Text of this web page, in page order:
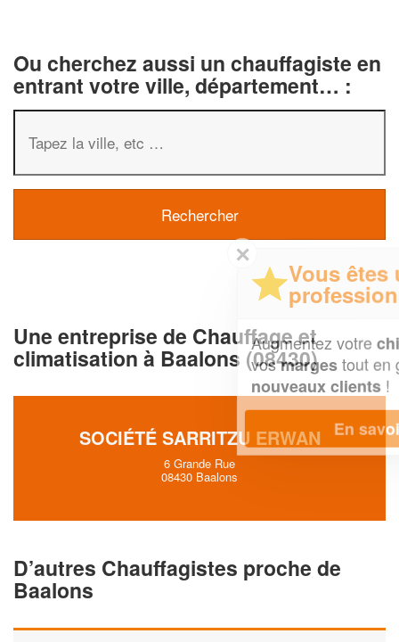
Ou cherchez aussi un chauffagiste en
entrant votre ville, département… :
Une entreprise de Chauffage et
climatisation à Baalons (08430)
SOCIÉTÉ SARRITZU ERWAN
6 Grande Rue
08430 Baalons
D’autres Chauffagistes proche de
Baalons
Vous êtes un
professionnel ?
Augmentez votrechiffre d'affaireset
vos margestout en gagnant de
En savoir plus